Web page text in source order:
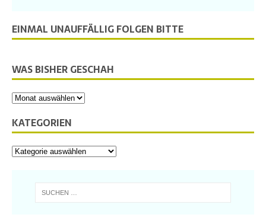
EINMAL UNAUFFÄLLIG FOLGEN BITTE
WAS BISHER GESCHAH
KATEGORIEN